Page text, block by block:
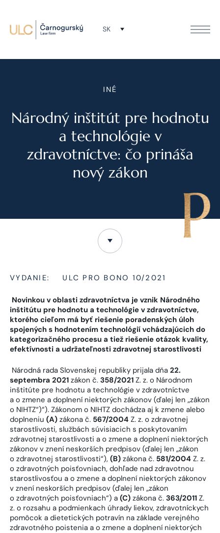
SK
INÉ
Národný inštitút pre hodnotu
a technológie v
zdravotníctve: čo prináša
nový zákon
VYDANIE: ULC PRO BONO 10/2021
Novinkou v oblasti zdravotníctva je vznik Národného
inštitútu pre hodnotu a technológie v zdravotníctve,
ktorého cieľom má byť riešenie poradenských úloh
spojených s hodnotením technológií vchádzajúcich do
kategorizačného procesu a tiež riešenie otázok kvality,
efektívnosti a udržateľnosti zdravotnej starostlivosti
Národná rada Slovenskej republiky prijala dňa 22.
septembra 2021 zákon č. 358/2021 Z. z. o Národnom
inštitúte pre hodnotu a technológie v zdravotníctve
a o zmene a doplnení niektorých zákonov (ďalej len „zákon
o NIHTZ“)“). Zákonom o NIHTZ dochádza aj k zmene alebo
doplneniu (A) zákona č. 567/2004 Z. z. o zdravotnej
starostlivosti, službách súvisiacich s poskytovaním
zdravotnej starostlivosti a o zmene a doplnení niektorých
zákonov v znení neskorších predpisov (ďalej len „zákon
o zdravotnej starostlivosti“), (B) zákona č. 581/2004 Z. z.
o zdravotných poisťovniach, dohľade nad zdravotnou
starostlivosťou a o zmene a doplnení niektorých zákonov
v znení neskorších predpisov (ďalej len „zákon
o zdravotných poisťovniach“) a (C) zákona č. 363/2011 Z.
z. o rozsahu a podmienkach úhrady liekov, zdravotníckych
pomôcok a dietetických potravín na základe verejného
zdravotného poistenia a o zmene a doplnení niektorých